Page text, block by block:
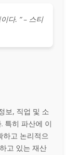
다. ” – 스티
보, 직업 및 소
특히 파산에 이
하고 논리적으
고 있는 재산